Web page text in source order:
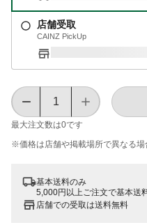
店舗受取
CAINZ PickUp
最大注文数は0です
※価格は​店舗や​掲載場所で​異なる​場
基本送料のみ
5,000円以上ご注文で基本送
店舗での受取は送料無料